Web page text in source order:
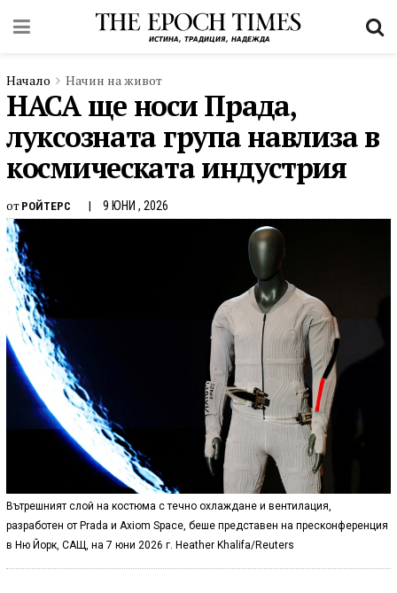
Начало Начин на живот
НАСА ще носи Прада,
луксозната група навлиза в
космическата индустрия
от РОЙТЕРС 9 ЮНИ , 2026
Вътрешният слой на костюма с течно охлаждане и вентилация,
разработен от Prada и Axiom Space, беше представен на пресконференция
в Ню Йорк, САЩ, на 7 юни 2026 г. Heather Khalifa/Reuters